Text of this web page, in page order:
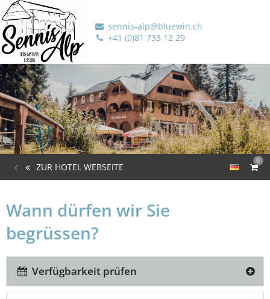
sennis-alp@bluewin.ch
+41 (0)81 733 12 29
0
ZUR HOTEL WEBSEITE
Wann dürfen wir Sie
begrüssen?
Verfügbarkeit prüfen